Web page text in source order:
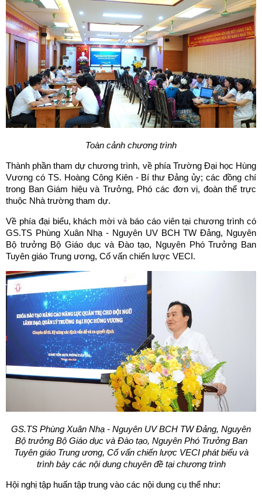
Toàn cảnh chương trình
Thành phần tham dự chương trình, về phía Trường Đại học Hùng
Vương có TS. Hoàng Công Kiên - Bí thư Đảng ủy; các đồng chí
trong Ban Giám hiệu và Trưởng, Phó các đơn vị, đoàn thể trực
thuộc Nhà trường tham dự.
Về phía đại biểu, khách mời và báo cáo viên tại chương trình có
GS.TS Phùng Xuân Nhạ - Nguyên UV BCH TW Đảng, Nguyên
Bộ trưởng Bộ Giáo dục và Đào tạo, Nguyên Phó Trưởng Ban
Tuyên giáo Trung ương, Cố vấn chiến lược VECI.
GS.TS Phùng Xuân Nhạ - Nguyên UV BCH TW Đảng, Nguyên
Bộ trưởng Bộ Giáo dục và Đào tạo, Nguyên Phó Trưởng Ban
Tuyên giáo Trung ương, Cố vấn chiến lược VECI phát biểu và
trình bày các nội dung chuyên đề tại chương trình
Hội nghị tập huấn tập trung vào các nội dung cụ thể như: